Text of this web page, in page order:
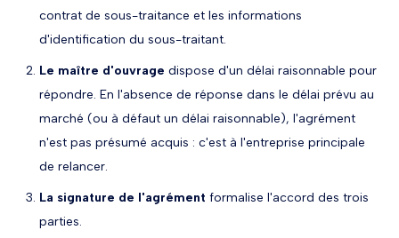
contrat de sous-traitance et les informations
d'identification du sous-traitant.
Le maître d'ouvrage dispose d'un délai raisonnable pour
répondre. En l'absence de réponse dans le délai prévu au
marché (ou à défaut un délai raisonnable), l'agrément
n'est pas présumé acquis : c'est à l'entreprise principale
de relancer.
La signature de l'agrément formalise l'accord des trois
parties.